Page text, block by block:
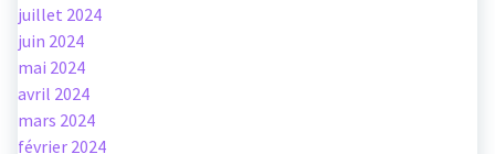
juillet 2024
juin 2024
mai 2024
avril 2024
mars 2024
février 2024